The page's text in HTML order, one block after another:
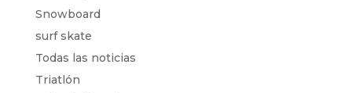
Snowboard
surf skate
Todas las noticias
Triatlón